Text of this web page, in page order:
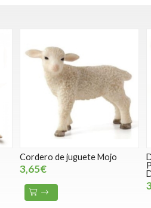
Dinosaurio de juguete
Pteranodon mandíbula móvil-
Deluxe
30,00€